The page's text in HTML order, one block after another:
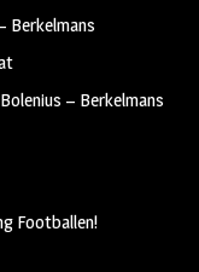
Berkelmans
– Berkelmans
Footballen!